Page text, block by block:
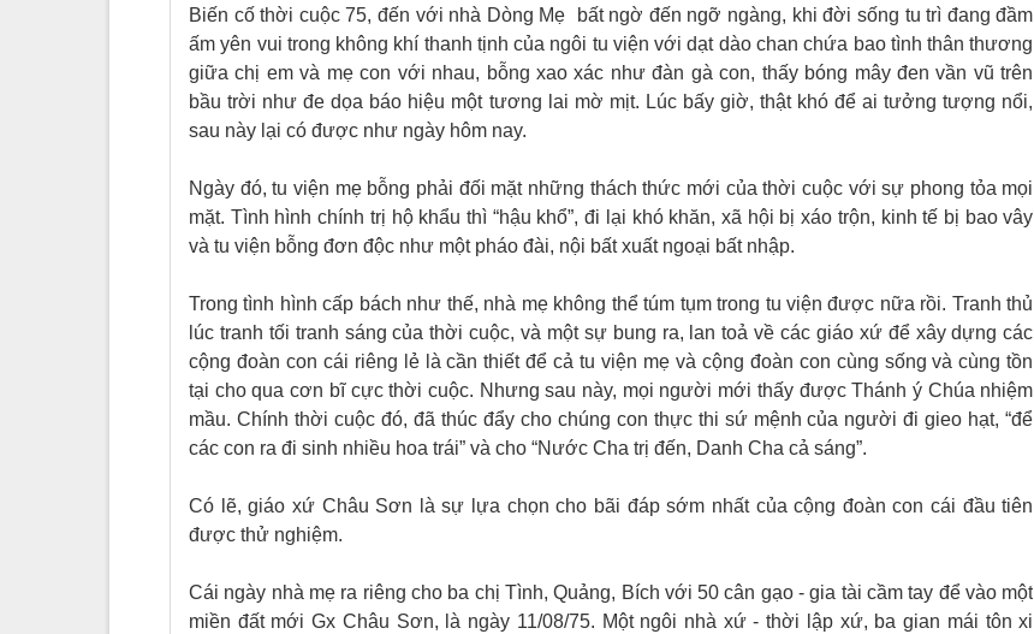
Biến cố thời cuộc 75, đến với nhà Dòng Mẹ bất ngờ đến ngỡ ngàng, khi đời sống tu trì đang đầm
ấm yên vui trong không khí thanh tịnh của ngôi tu viện với dạt dào chan chứa bao tình thân thương
giữa chị em và mẹ con với nhau, bỗng xao xác như đàn gà con, thấy bóng mây đen vần vũ trên
bầu trời như đedọa báo hiệu một tương lai mờ mịt. Lúc bấy giờ, thật khó để ai tưởng tượng nổi,
sau này lại có được như ngày hôm nay.
Ngày đó, tu viện mẹ bỗng phải đối mặt những thách thức mới của thời cuộc với sự phong tỏa mọi
mặt. Tình hình chính trị hộ khẩu thì “hậu khổ”, đi lại khó khăn, xã hội bị xáo trộn, kinh tế bị bao vây
và tu viện bỗng đơn độc như một pháo đài, nội bất xuất ngoại bất nhập.
Trong tình hình cấp bách như thế, nhà mẹ không thể túm tụm trong tu viện được nữa rồi. Tranh thủ
lúc tranh tối tranh sáng của thời cuộc, và một sự bung ra, lan toả về các giáo xứ để xây dựng các
cộng đoàn con cái riêng lẻ là cần thiết để cả tu viện mẹ và cộng đoàn con cùng sống và cùng tồn
tại cho qua cơn bĩ cực thời cuộc. Nhưng sau này, mọi người mới thấy được Thánh ý Chúa nhiệm
mầu. Chính thời cuộc đó, đã thúc đẩy cho chúng con thực thi sứ mệnh của người đi gieo hạt, “để
các con ra đi sinh nhiều hoa trái” và cho “Nước Cha trị đến, Danh Cha cả sáng”.
Có lẽ, giáo xứ Châu Sơn là sự lựa chọn cho bãi đáp sớm nhất của cộng đoàn con cái đầu tiên
được thử nghiệm.
Cái ngày nhà mẹ ra riêng cho ba chị Tình, Quảng, Bích với 50 cân gạo - gia tài cầm tay để vào một
miền đất mới Gx Châu Sơn, là ngày 11/08/75. Một ngôi nhà xứ - thời lập xứ, ba gian mái tôn xi